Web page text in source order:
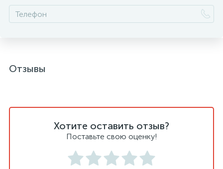
Отзывы
Хотите оставить отзыв?
Поставьте свою оценку!